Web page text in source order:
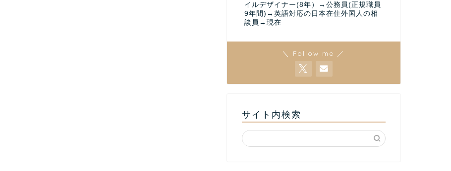
イルデザイナー(8年）→公務員(正規職員
9年間)→英語対応の日本在住外国人の相
談員→現在
＼ Follow me ／
サイト内検索